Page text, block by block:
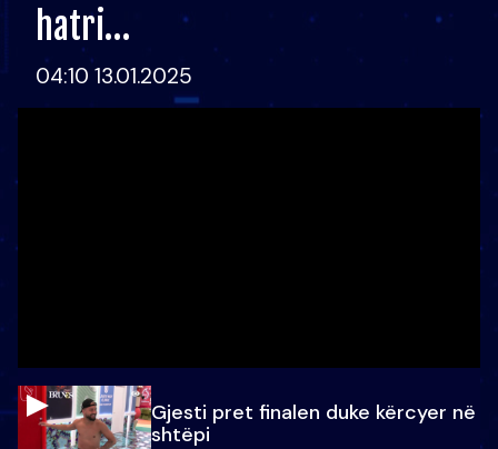
hatri…
04:10 13.01.2025
Gjesti pret finalen duke kërcyer në
shtëpi